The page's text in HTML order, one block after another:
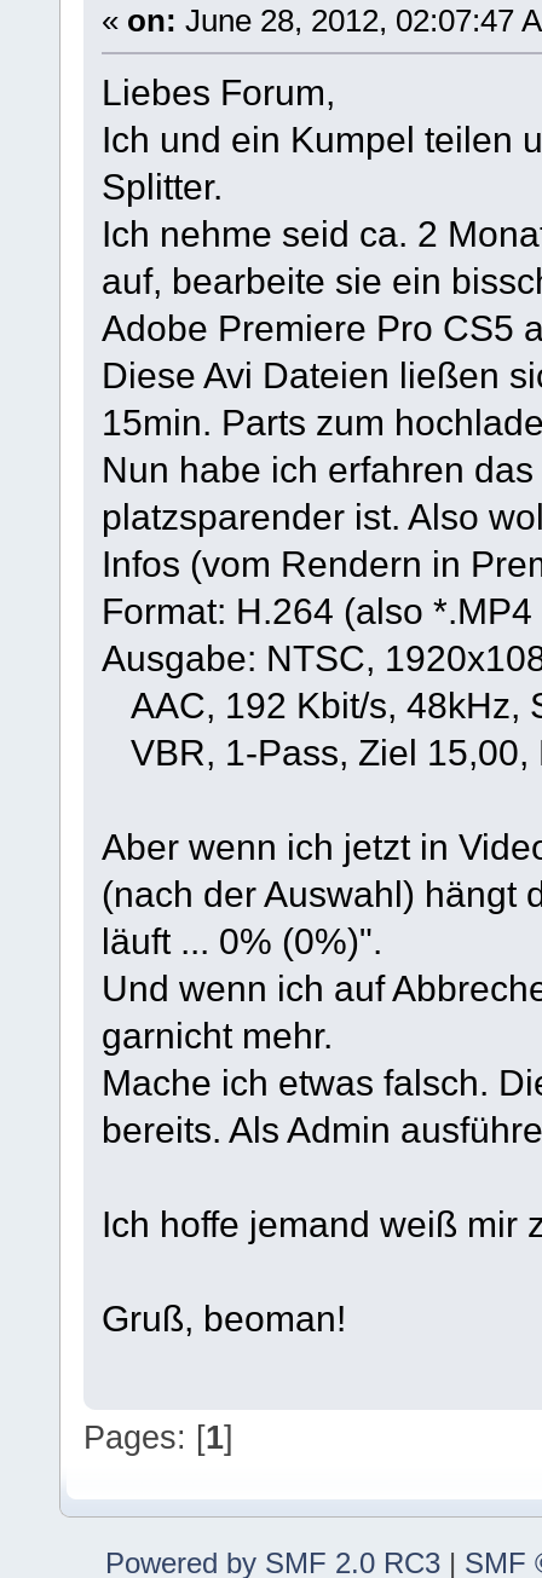
« on: June 28, 2012, 02:07:47
Liebes Forum,
Ich und ein Kumpel teilen
Splitter.
Ich nehme seid ca. 2
auf, bearbeite sie ein
Adobe Premiere Pro CS5
Diese Avi Dateien ließen
15min. Parts zum
Nun habe ich erfahren
platzsparender ist. Also
Infos (vom Rendern in
Format: H.264 (also *.MP4
Ausgabe: NTSC,
AAC, 192 Kbit/s, 48kHz,
VBR, 1-Pass, Ziel 15,00,
Aber wenn ich jetzt in
(nach der Auswahl) hängt
läuft ... 0% (0%)".
Und wenn ich auf
garnicht mehr.
Mache ich etwas falsch.
bereits. Als Admin
Ich hoffe jemand weiß mir
Gruß, beoman!
Pages: [1]
Powered by SMF 2.0 RC3 | SMF